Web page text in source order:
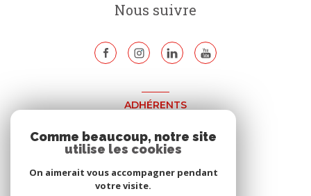
Nous suivre
ADHÉRENTS
Nous adhérons
Comme beaucoup, notre site
utilise les cookies
On aimerait vous accompagner pendant
votre visite.